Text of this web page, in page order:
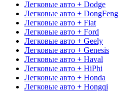
Легковые авто + Dodge
Легковые авто + DongFeng
Легковые авто + Fiat
Легковые авто + Ford
Легковые авто + Geely
Легковые авто + Genesis
Легковые авто + Haval
Легковые авто + HiPhi
Легковые авто + Honda
Легковые авто + Hongqi